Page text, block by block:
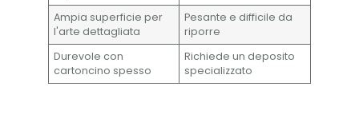
Ampia superficie per
l'arte dettagliata
Pesante e difficile da
riporre
Durevole con
cartoncino spesso
Richiede un deposito
specializzato